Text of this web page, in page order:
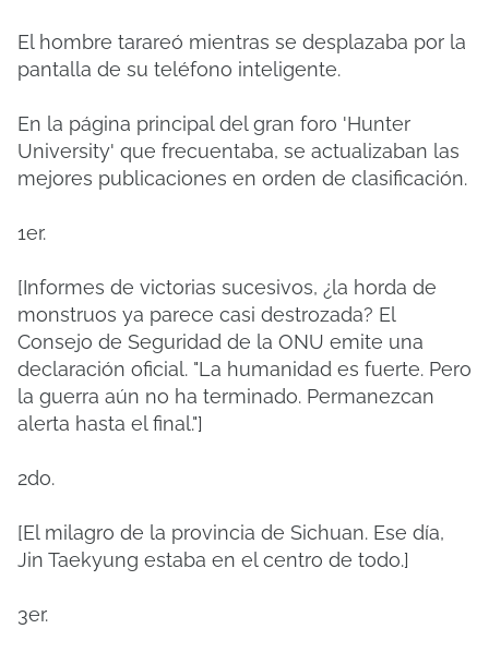
El hombre tarareó mientras se desplazaba por la
pantalla de su teléfono inteligente.
En la página principal del gran foro 'Hunter
University' que frecuentaba, se actualizaban las
mejores publicaciones en orden de clasificación.
1er.
[Informes de victorias sucesivos, ¿la horda de
monstruos ya parece casi destrozada? El
Consejo de Seguridad de la ONU emite una
declaración oficial. "La humanidad es fuerte. Pero
la guerra aún no ha terminado. Permanezcan
alerta hasta el final."]
2do.
[El milagro de la provincia de Sichuan. Ese día,
Jin Taekyung estaba en el centro de todo.]
3er.